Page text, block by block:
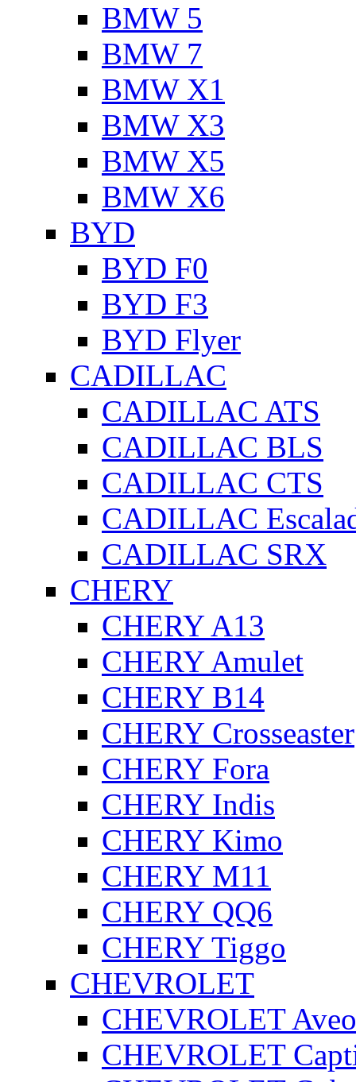
BMW 5
BMW 7
BMW X1
BMW X3
BMW X5
BMW X6
BYD
BYD F0
BYD F3
BYD Flyer
CADILLAC
CADILLAC ATS
CADILLAC BLS
CADILLAC CTS
CADILLAC
CADILLAC SRX
CHERY
CHERY A13
CHERY Amulet
CHERY B14
CHERY Crosseaster
CHERY Fora
CHERY Indis
CHERY Kimo
CHERY M11
CHERY QQ6
CHERY Tiggo
CHEVROLET
CHEVROLET Aveo
CHEVROLET